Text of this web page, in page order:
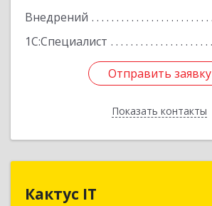
Внедрений
1С:Специалист
Отправить заявку
Показать контакты
Отправить заявку
Назад
Кактус IT